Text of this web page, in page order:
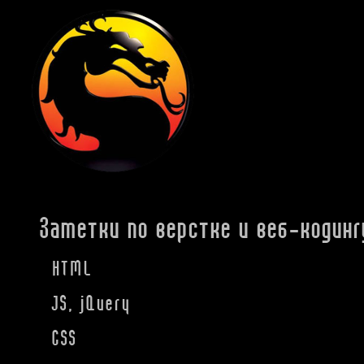
Заметки по верстке и веб-
HTML
JS, jQuery
CSS